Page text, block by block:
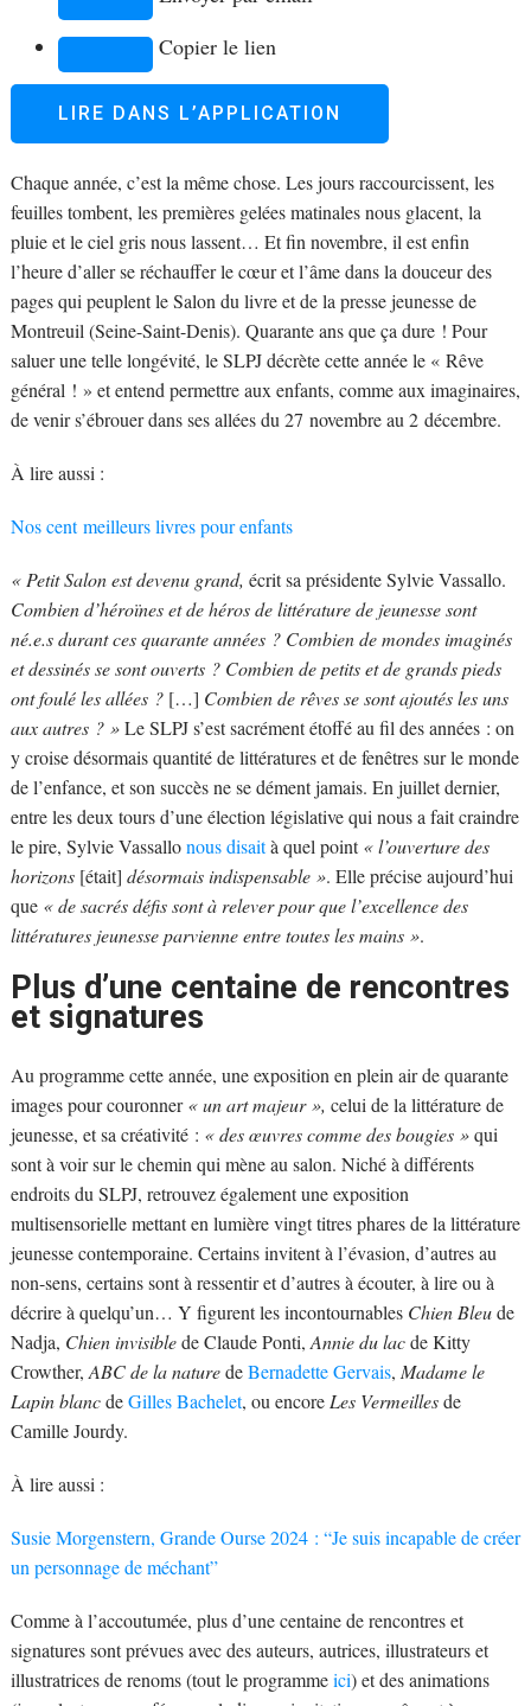
Copier le lien
LIRE DANS L’APPLICATION
Chaque année, c’est la même chose. Les jours raccourcissent, les
feuilles tombent, les premières gelées matinales nous glacent, la
pluie et le ciel gris nous lassent… Et fin novembre, il est enfin
l’heure d’aller se réchauffer le cœur et l’âme dans la douceur des
pages qui peuplent le Salon du livre et de la presse jeunesse de
Montreuil (Seine-Saint-Denis). Quarante ans que ça dure ! Pour
saluer une telle longévité, le SLPJ décrète cette année le « Rêve
général ! » et entend permettre aux enfants, comme aux imaginaires,
de venir s’ébrouer dans ses allées du 27 novembre au 2 décembre.
À lire aussi :
Nos cent meilleurs livres pour enfants
« Petit Salon est devenu grand, écrit sa présidente Sylvie Vassallo.
Combien d’héroïnes et de héros de littérature de jeunesse sont
né.e.s durant ces quarante années ? Combien de mondes imaginés
et dessinés se sont ouverts ? Combien de petits et de grands pieds
ont foulé les allées ? […] Combien de rêves se sont ajoutés les uns
aux autres ? »Le SLPJ s’est sacrément étoffé au fil des années : on
y croise désormais quantité de littératures et de fenêtres sur le monde
de l’enfance, et son succès ne se dément jamais. En juillet dernier,
entre les deux tours d’une élection législative qui nous a fait craindre
le pire, Sylvie Vassallonous disaità quel point« l’ouverture des
horizons [était] désormais indispensable ». Elle précise aujourd’hui
que « de sacrés défis sont à relever pour que l’excellence des
littératures jeunesse parvienne entre toutes les mains ».
Plus d’une centaine de rencontres
et signatures
Au programme cette année, une exposition en plein air de quarante
images pour couronner« un art majeur », celui de la littérature de
jeunesse, et sa créativité : « des œuvres comme des bougies »qui
sont à voir sur le chemin qui mène au salon. Niché à différents
endroits du SLPJ, retrouvez également une exposition
multisensorielle mettant en lumière vingt titres phares de la littérature
jeunesse contemporaine. Certains invitent à l’évasion, d’autres au
non-sens, certains sont à ressentir et d’autres à écouter, à lire ou à
décrire à quelqu’un… Y figurent les incontournables Chien Bleude
Nadja, Chien invisiblede Claude Ponti, Annie du lacde Kitty
Crowther, ABC de la naturedeBernadette Gervais, Madame le
Lapin blancdeGilles Bachelet, ou encore Les Vermeillesde
Camille Jourdy.
À lire aussi :
Susie Morgenstern, Grande Ourse 2024 : “Je suis incapable de créer
un personnage de méchant”
Comme à l’accoutumée, plus d’une centaine de rencontres et
signatures sont prévues avec des auteurs, autrices, illustrateurs et
illustratrices de renoms (tout le programmeici) et des animations